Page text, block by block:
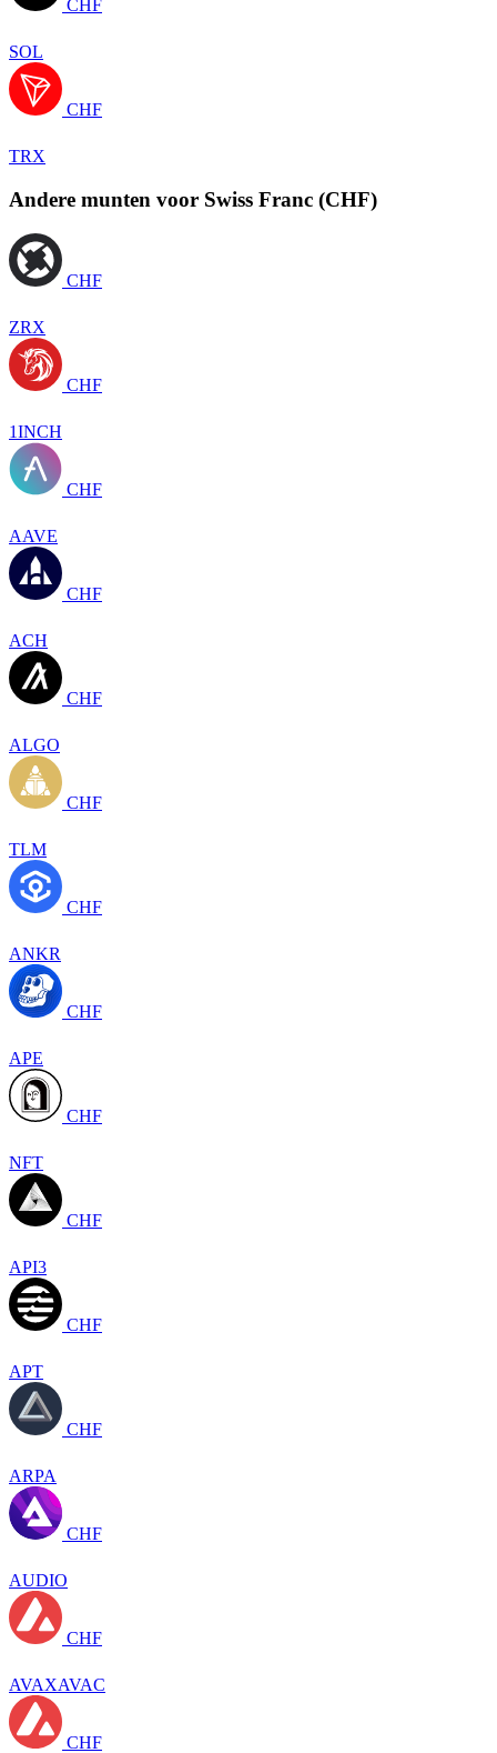
CHF
SOL
CHF
TRX
Andere munten voor Swiss Franc (CHF)
CHF
ZRX
CHF
1INCH
CHF
AAVE
CHF
ACH
CHF
ALGO
CHF
TLM
CHF
ANKR
CHF
APE
CHF
NFT
CHF
API3
CHF
APT
CHF
ARPA
CHF
AUDIO
CHF
AVAXAVAC
CHF